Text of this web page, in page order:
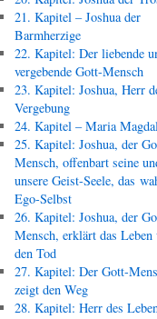
21. Kapitel – Joshua der
Barmherzige
22. Kapitel: Der liebende
vergebende Gott-Mensch
23. Kapitel: Joshua, Herr
Vergebung
24. Kapitel – Maria
25. Kapitel: Joshua, der
Mensch, offenbart seine
unsere Geist-Seele, das
Ego-Selbst
26. Kapitel: Joshua, der
Mensch, erklärt das Leben
den Tod
27. Kapitel: Der Gott-
zeigt den Weg
28. Kapitel: Herr des